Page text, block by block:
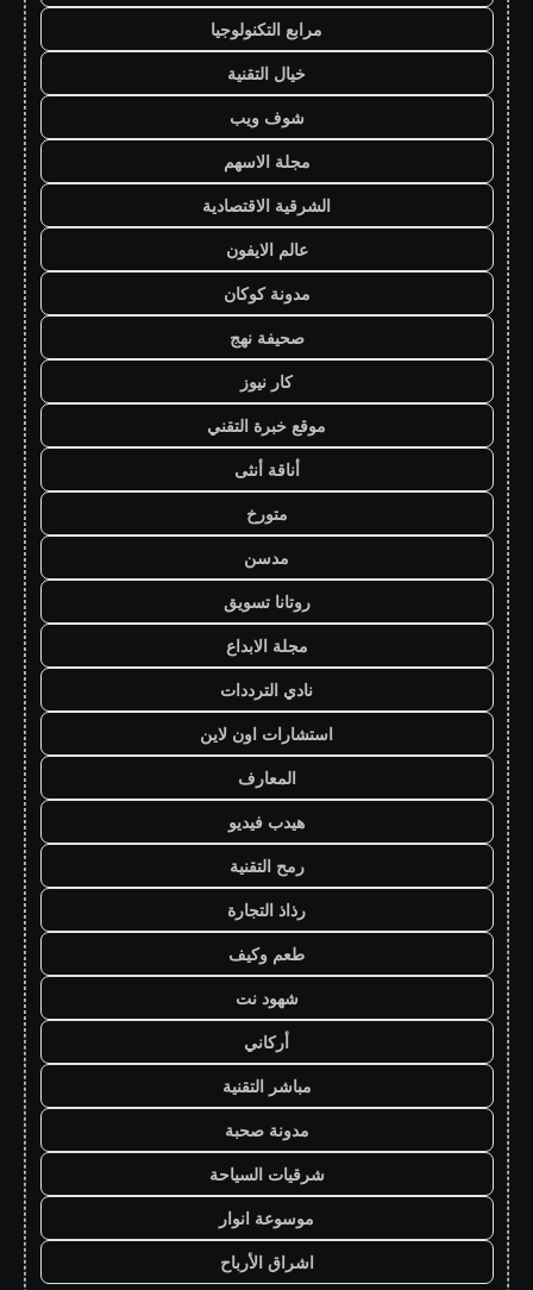
مرابع التكنولوجيا
خيال التقنية
شوف ويب
مجلة الاسهم
الشرقية الاقتصادية
عالم الايفون
مدونة كوكان
صحيفة نهج
كار نيوز
موقع خبرة التقني
أناقة أنثى
متورخ
مدسن
روتانا تسويق
مجلة الابداع
نادي الترددات
استشارات اون لاين
المعارف
هيدب فيديو
رمح التقنية
رذاذ التجارة
طعم وكيف
شهود نت
أركاني
مباشر التقنية
مدونة صحبة
شرقيات السياحة
موسوعة انوار
اشراق الأرباح